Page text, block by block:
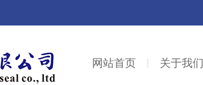
网站首页 关于我们